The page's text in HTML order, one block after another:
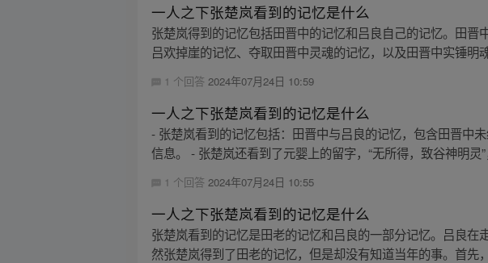
一人之下张楚岚看到的记忆是什么
张楚岚得到的记忆包括田晋中的记忆和吕良自己的记忆。田
吕欢掉崖的记忆、夺取田晋中灵魂的记忆，以及田晋中实锤明
1 个回答 2024年07月24日 10:59
一人之下张楚岚看到的记忆是什么
- 张楚岚看到的记忆包括：田晋中与吕良的记忆，包含田晋中
信息。 - 张楚岚还看到了元婴上的留字，“无所得，致谷神明灵
1 个回答 2024年07月24日 10:55
一人之下张楚岚看到的记忆是什么
张楚岚看到的记忆是田老的记忆和吕良的一部分记忆。吕良
然张楚岚得到了田老的记忆，但是却没有知道当年的事。首先